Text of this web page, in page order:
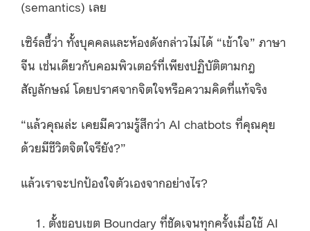
(semantics) เลย
เซิร์ลชี้ว่า ทั้งบุคคลและห้องดังกล่าวไม่ได้ “เข้าใจ” ภาษา
จีน เช่นเดียวกับคอมพิวเตอร์ที่เพียงปฏิบัติตามกฎ
สัญลักษณ์ โดยปราศจากจิตใจหรือความคิดที่แท้จริง
“แล้วคุณล่ะ เคยมีความรู้สึกว่า AI chatbots ที่คุณคุย
ด้วยมีชีวิตจิตใจรึยัง?”
แล้วเราจะปกป้องใจตัวเองจากอย่างไร?
ตั้งขอบเขต Boundary ที่ชัดเจนทุกครั้งเมื่อใช้ AI